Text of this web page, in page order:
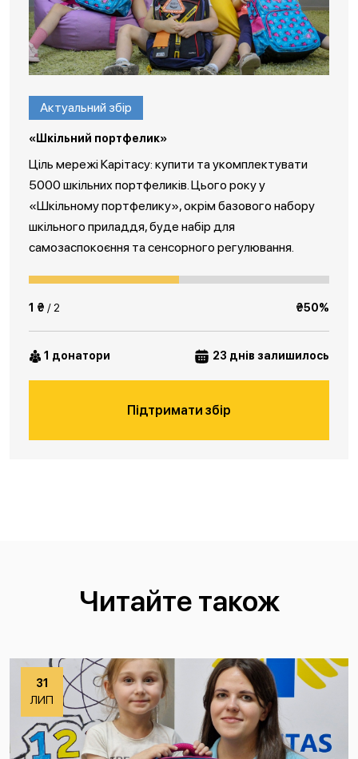
Актуальний збір
«Шкільний портфелик»
Ціль мережі Карітасу: купити та укомплектувати
5000 шкільних портфеликів. Цього року у
«Шкільному портфелику», окрім базового набору
шкільного приладдя, буде набір для
самозаспокоєння та сенсорного регулювання.
1 ₴ / 2 ₴50%
1 донатори 23 днів залишилось
Підтримати збір
Читайте також
31
ЛИП